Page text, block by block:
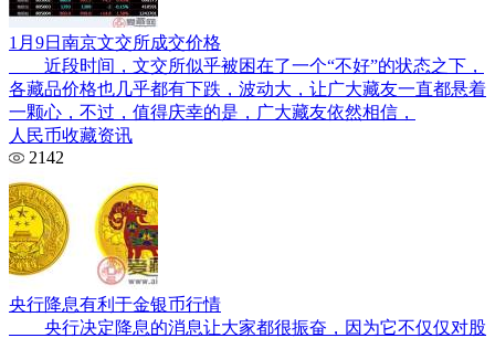
1月9日南京文交所成交价格
近段时间，文交所似乎被困在了一个“不好”的状态之下，
各藏品价格也几乎都有下跌，波动大，让广大藏友一直都悬着
一颗心，不过，值得庆幸的是，广大藏友依然相信，
人民币收藏资讯
2142
央行降息有利于金银币行情
央行决定降息的消息让大家都很振奋，因为它不仅仅对股